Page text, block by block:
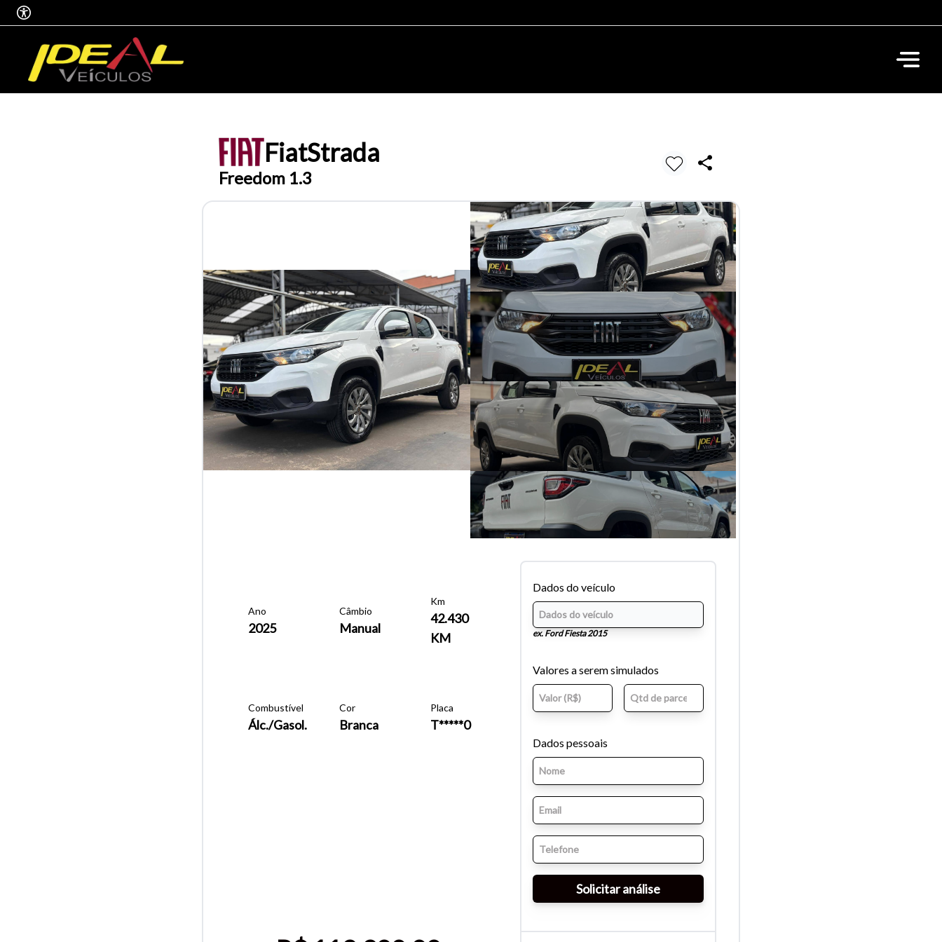
Para aumentar ou diminuir a fonte em nosso site, utilize os atalhos Ctrl+ (para
FiatStrada
Freedom 1.3
Ano
2025
Câmbio
Manual
Km
42.430
KM
Combustível
Álc./Gasol.
Cor
Branca
Placa
T*****0
Dados do veículo
ex. Ford Fiesta 2015
Valores a serem simulados
Dados pessoais